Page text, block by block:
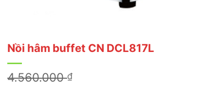
Nồi hâm buffet CN DCL817L
4.560.000₫